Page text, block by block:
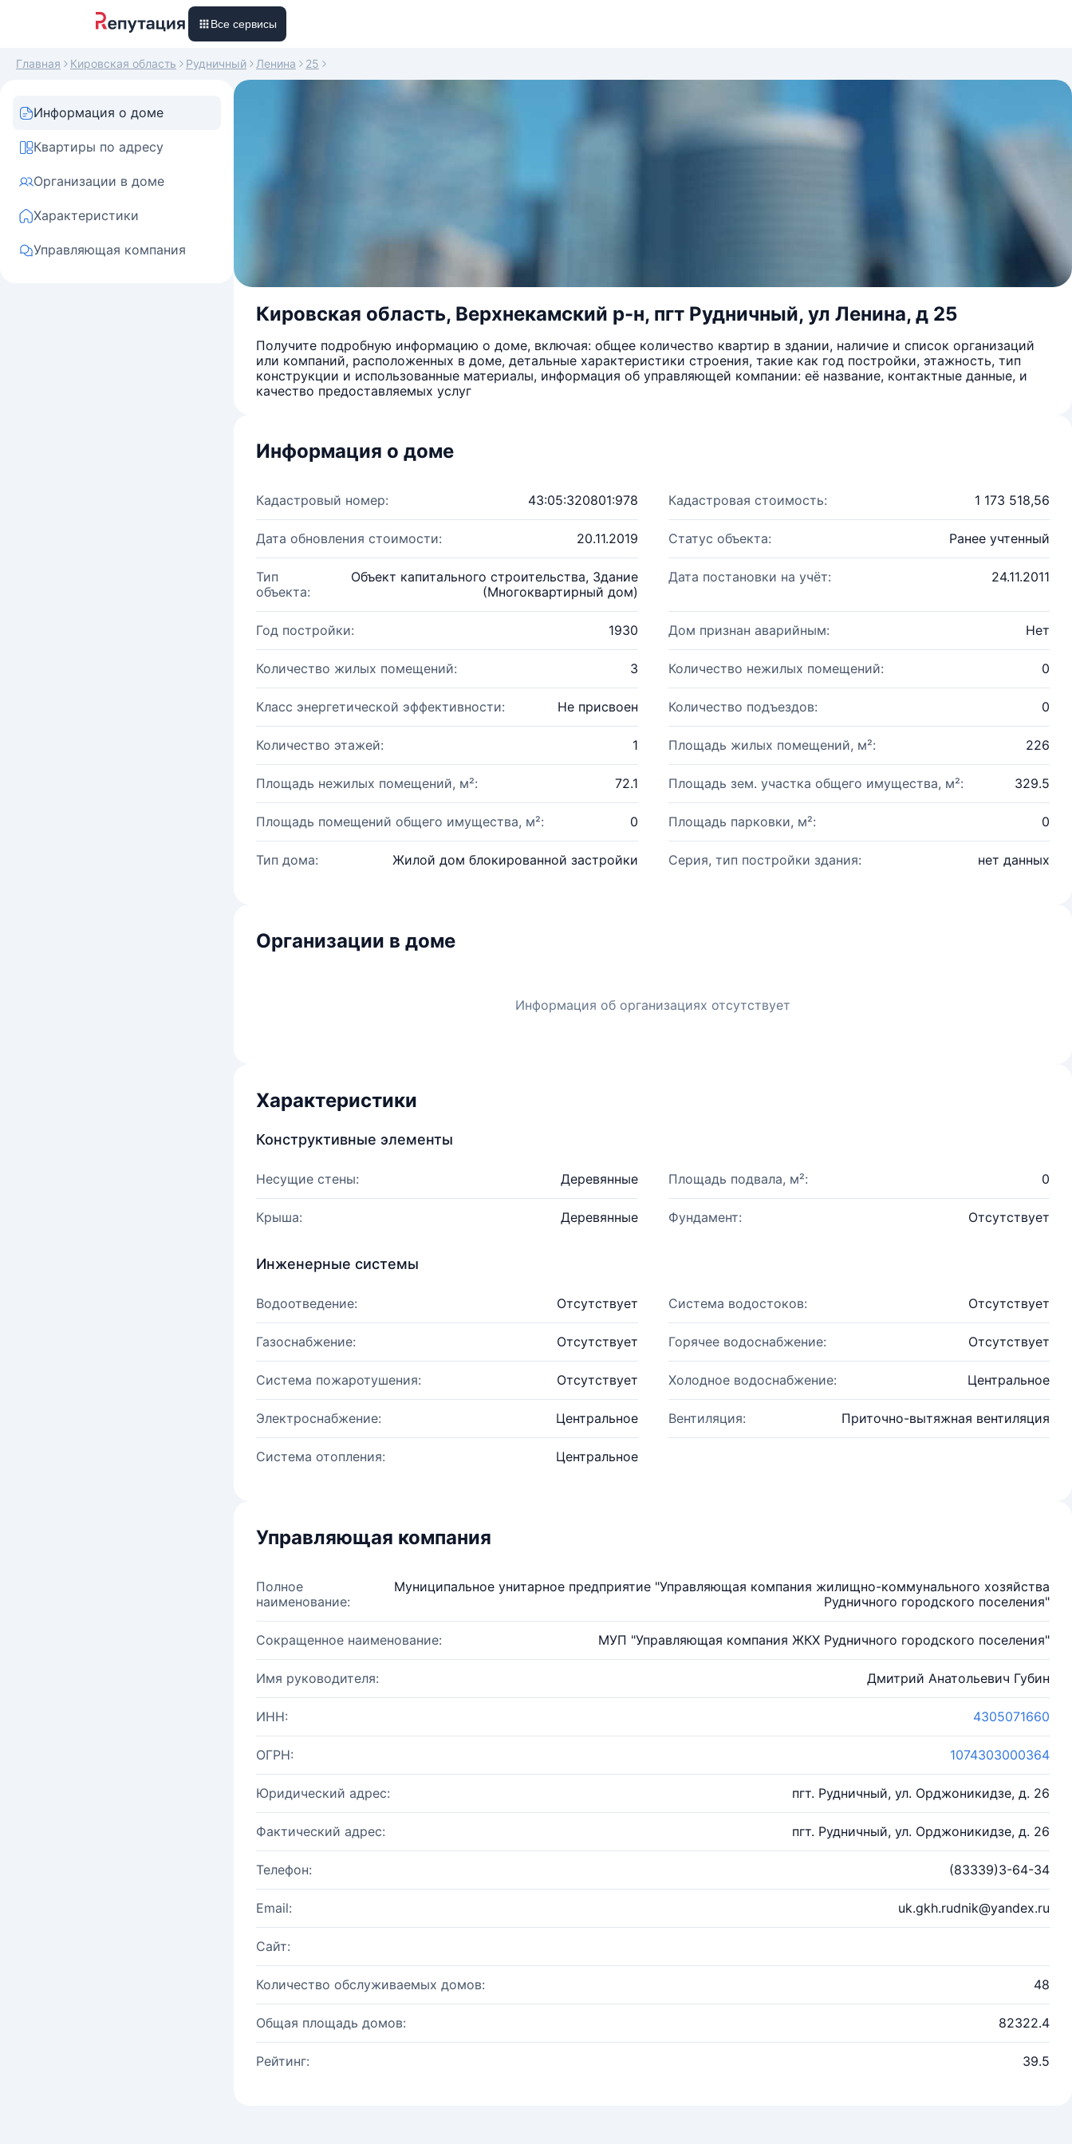
Все сервисы
Главная Кировская область Рудничный Ленина 25
Информация о доме
Квартиры по адресу
Организации в доме
Характеристики
Управляющая компания
Кировская область, Верхнекамский р-н, пгт Рудничный, ул Ленина, д 25
Получите подробную информацию о доме, включая: общее количество квартир в здании, наличие и список организаций
или компаний, расположенных в доме, детальные характеристики строения, такие как год постройки, этажность, тип
конструкции и использованные материалы, информация об управляющей компании: её название, контактные данные, и
качество предоставляемых услуг
Информация о доме
Кадастровый номер: 43:05:320801:978 Кадастровая стоимость: 1 173 518,56
Дата обновления стоимости: 20.11.2019 Статус объекта: Ранее учтенный
Тип
объекта:
Объект капитального строительства, Здание
(Многоквартирный дом)
Дата постановки на учёт: 24.11.2011
Год постройки: 1930 Дом признан аварийным: Нет
Количество жилых помещений: 3 Количество нежилых помещений: 0
Класс энергетической эффективности: Не присвоен Количество подъездов: 0
Количество этажей: 1 Площадь жилых помещений, м²: 226
Площадь нежилых помещений, м²: 72.1 Площадь зем. участка общего имущества, м²: 329.5
Площадь помещений общего имущества, м²: 0 Площадь парковки, м²: 0
Тип дома: Жилой дом блокированной застройки Серия, тип постройки здания: нет данных
Организации в доме
Информация об организациях отсутствует
Характеристики
Конструктивные элементы
Несущие стены: Деревянные Площадь подвала, м²: 0
Крыша: Деревянные Фундамент: Отсутствует
Инженерные системы
Водоотведение: Отсутствует Система водостоков: Отсутствует
Газоснабжение: Отсутствует Горячее водоснабжение: Отсутствует
Система пожаротушения: Отсутствует Холодное водоснабжение: Центральное
Электроснабжение: Центральное Вентиляция: Приточно-вытяжная вентиляция
Система отопления: Центральное
Управляющая компания
Полное
наименование:
Муниципальное унитарное предприятие "Управляющая компания жилищно-коммунального хозяйства
Рудничного городского поселения"
Сокращенное наименование: МУП "Управляющая компания ЖКХ Рудничного городского поселения"
Имя руководителя: Дмитрий Анатольевич Губин
ИНН: 4305071660
ОГРН: 1074303000364
Юридический адрес: пгт. Рудничный, ул. Орджоникидзе, д. 26
Фактический адрес: пгт. Рудничный, ул. Орджоникидзе, д. 26
Телефон: (83339)3-64-34
Email: uk.gkh.rudnik@yandex.ru
Сайт:
Количество обслуживаемых домов: 48
Общая площадь домов: 82322.4
Рейтинг: 39.5